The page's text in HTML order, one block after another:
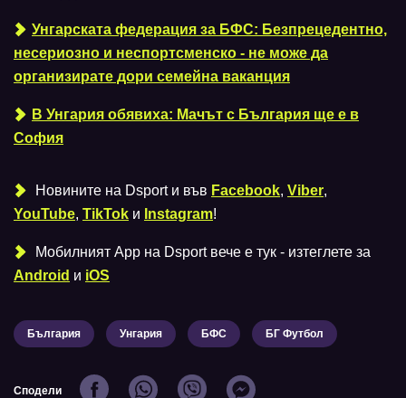
Унгарската федерация за БФС: Безпрецедентно,
несериозно и неспортсменско - не може да
организирате дори семейна ваканция
В Унгария обявиха: Мачът с България ще е в
София
Новините на Dsport и във Facebook, Viber,
YouTube, TikTok и Instagram!
Мобилният Аpp на Dsport вече е тук - изтеглете за
Android и iOS
България Унгария БФС БГ Футбол
Сподели